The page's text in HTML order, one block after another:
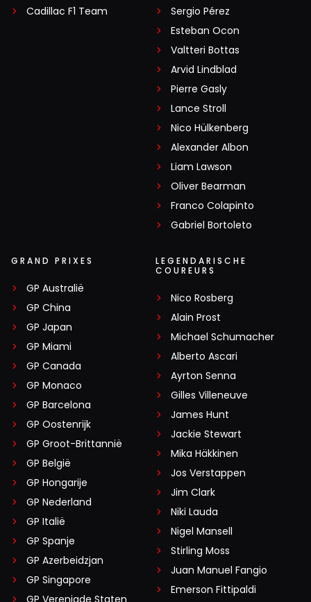
Cadillac F1 Team
Sergio Pérez
Esteban Ocon
Valtteri Bottas
Arvid Lindblad
Pierre Gasly
Lance Stroll
Nico Hülkenberg
Alexander Albon
Liam Lawson
Oliver Bearman
Franco Colapinto
Gabriel Bortoleto
GRAND PRIXES
GP Australië
GP China
GP Japan
GP Miami
GP Canada
GP Monaco
GP Barcelona
GP Oostenrijk
GP Groot-Brittannië
GP België
GP Hongarije
GP Nederland
GP Italië
GP Spanje
GP Azerbeidzjan
GP Singapore
LEGENDARISCHE
COUREURS
Nico Rosberg
Alain Prost
Michael Schumacher
Alberto Ascari
Ayrton Senna
Gilles Villeneuve
James Hunt
Jackie Stewart
Mika Häkkinen
Jos Verstappen
Jim Clark
Niki Lauda
Nigel Mansell
Stirling Moss
Juan Manuel Fangio
Emerson Fittipaldi